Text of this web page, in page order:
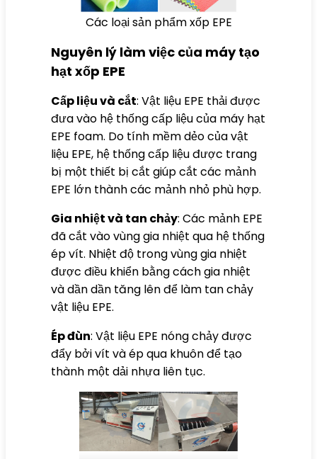
Các loại sản phẩm xốp EPE
Nguyên lý làm việc của máy tạo
hạt xốp EPE
Cấp liệu và cắt: Vật liệu EPE thải được
đưa vào hệ thống cấp liệu của máy hạt
EPE foam. Do tính mềm dẻo của vật
liệu EPE, hệ thống cấp liệu được trang
bị một thiết bị cắt giúp cắt các mảnh
EPE lớn thành các mảnh nhỏ phù hợp.
Gia nhiệt và tan chảy: Các mảnh EPE
đã cắt vào vùng gia nhiệt qua hệ thống
ép vít. Nhiệt độ trong vùng gia nhiệt
được điều khiển bằng cách gia nhiệt
và dần dần tăng lên để làm tan chảy
vật liệu EPE.
Ép đùn: Vật liệu EPE nóng chảy được
đẩy bởi vít và ép qua khuôn để tạo
thành một dải nhựa liên tục.